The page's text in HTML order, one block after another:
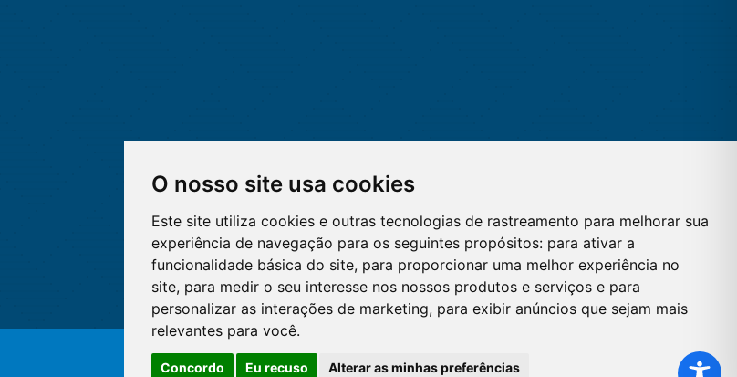
O nosso site usa cookies
Este site utiliza cookies e outras tecnologias de rastreamento para melhorar sua
experiência de navegação para os seguintes propósitos: para ativar a
funcionalidade básica do site, para proporcionar uma melhor experiência no
site, para medir o seu interesse nos nossos produtos e serviços e para
personalizar as interações de marketing, para exibir anúncios que sejam mais
relevantes para você.
Concordo Eu recuso Alterar as minhas preferências